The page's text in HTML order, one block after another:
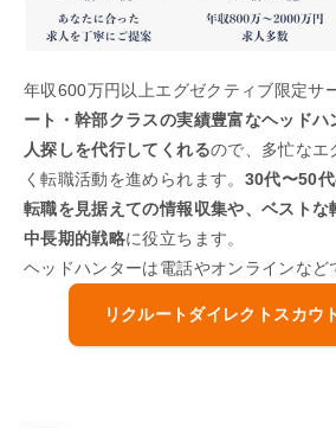
年収600万円以上エグゼクティブ限定サ
ート・幹部クラスの実績豊富なヘッド
人探しを代行してくれるので、多忙なエ
く転職活動を進められます。 30代〜50
転職を見据えての情報収集や、ベストな
中長期的戦略に役立ちます。
ヘッドハンターは電話やオンラインなど
リクルートダイレクトスカウ